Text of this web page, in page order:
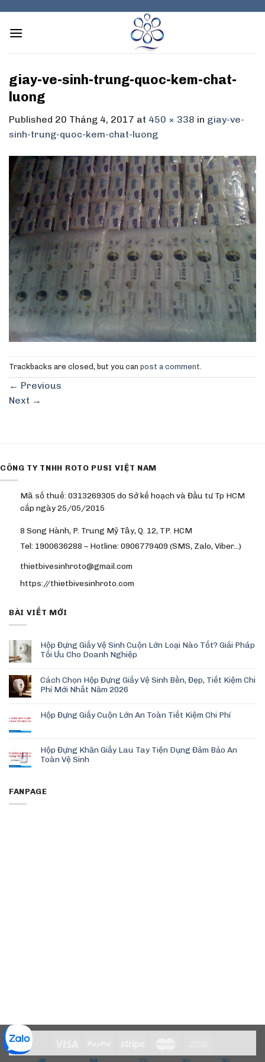
content
giay-ve-sinh-trung-quoc-kem-chat-
luong
Published 20 Tháng 4, 2017 at 450 × 338 in giay-ve-
sinh-trung-quoc-kem-chat-luong
Trackbacks are closed, but you can post a comment
← Previous
Next →
CÔNG TY TNHH ROTO PUSI VIỆT NAM
Mã số thuế: 0313269305 do Sở kế hoạch và Đầu tư Tp HCM
cấp ngày 25/05/2015
8 Song Hành, P. Trung Mỹ Tây, Q. 12, TP. HCM
Tel: 1900636288 – Hotline: 0906779409 (SMS, Zalo, Viber…)
thietbivesinhroto@gmail.com
https://thietbivesinhroto.com
BÀI VIẾT MỚI
Hộp Đựng Giấy Vệ Sinh Cuộn Lớn Loại Nào Tốt? Giải Pháp
Tối Ưu Cho Doanh Nghiệp
Cách Chọn Hộp Đựng Giấy Vệ Sinh Bền, Đẹp, Tiết Kiệm Chi
Phí Mới Nhất Năm 2026
Hộp Đựng Giấy Cuộn Lớn An Toàn Tiết Kiệm Chi Phí
Hộp Đựng Khăn Giấy Lau Tay Tiện Dụng Đảm Bảo An
Toàn Vệ Sinh
FANPAGE